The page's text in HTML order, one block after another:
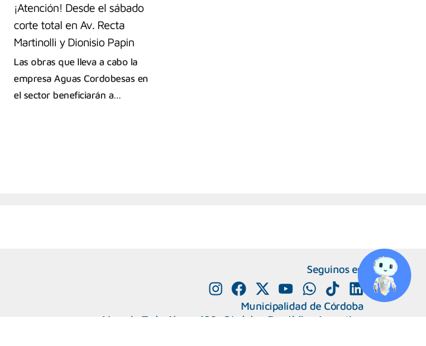
¡Atención! Desde el sábado
corte total en Av. Recta
Martinolli y Dionisio Papin
Las obras que lleva a cabo la
empresa Aguas Cordobesas en
el sector beneficiarán a…
Seguinos en
Municipalidad de Córdoba
Marcelo T. de Alvear 120, Córdoba. República Argentina